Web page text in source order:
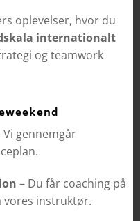
oplevelser, hvor du
internationalt
og teamwork
Vi gennemgår
– Du får coaching på
vores instruktør.